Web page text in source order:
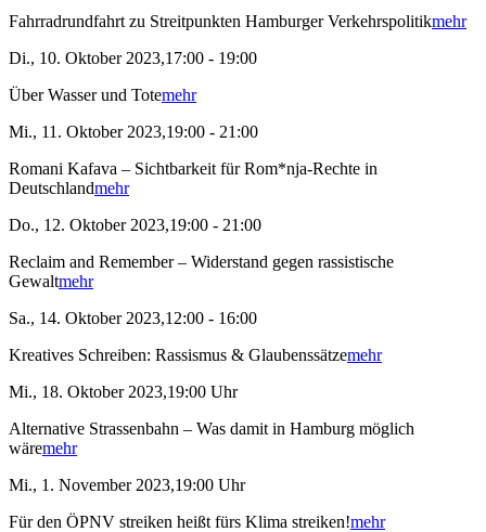
Fahrradrundfahrt zu Streitpunkten Hamburger Verkehrspolitikmehr
Di., 10. Oktober 2023,17:00 - 19:00
Über Wasser und Totemehr
Mi., 11. Oktober 2023,19:00 - 21:00
Romani Kafava – Sichtbarkeit für Rom*nja-Rechte in
Deutschlandmehr
Do., 12. Oktober 2023,19:00 - 21:00
Reclaim and Remember – Widerstand gegen rassistische
Gewaltmehr
Sa., 14. Oktober 2023,12:00 - 16:00
Kreatives Schreiben: Rassismus & Glaubenssätzemehr
Mi., 18. Oktober 2023,19:00 Uhr
Alternative Strassenbahn – Was damit in Hamburg möglich
wäremehr
Mi., 1. November 2023,19:00 Uhr
Für den ÖPNV streiken heißt fürs Klima streiken!mehr